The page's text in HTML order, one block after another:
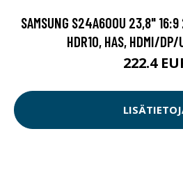
SAMSUNG S24A600U 23,8"
HDR10, HAS, HDMI/
222.4